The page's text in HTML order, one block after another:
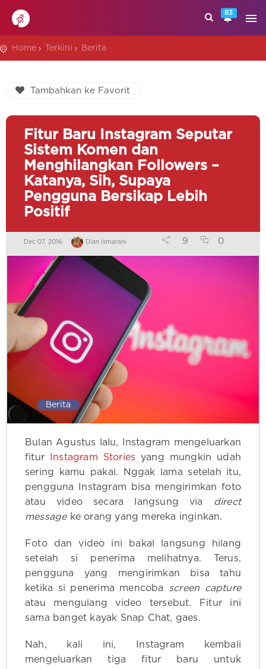
83
Home Terkini Berita
Tambahkan ke Favorit
Fitur Baru Instagram Seputar
Sistem Komen dan
Menghilangkan Followers –
Katanya, Sih, Supaya
Pengguna Bersikap Lebih
Positif
Dec 07, 2016 Dian Ismarani 9 0
Berita
Bulan Agustus lalu, Instagram mengeluarkan
fitur
Instagram Stories yang mungkin udah
sering kamu pakai. Nggak lama setelah itu,
pengguna Instagram bisa mengirimkan foto
atau video secara langsung via direct
messageke orang yang mereka inginkan.
Foto dan video ini bakal langsung hilang
setelah si penerima melihatnya. Terus,
pengguna yang mengirimkan bisa tahu
ketika si penerima mencoba screen capture
atau mengulang video tersebut. Fitur ini
sama banget kayak Snap Chat, gaes.
Nah, kali ini, Instagram kembali
mengeluarkan tiga fitur baru untuk